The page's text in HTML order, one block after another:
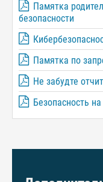
Памятка
безопасности
Памятка по
Не забудте
Безопасность